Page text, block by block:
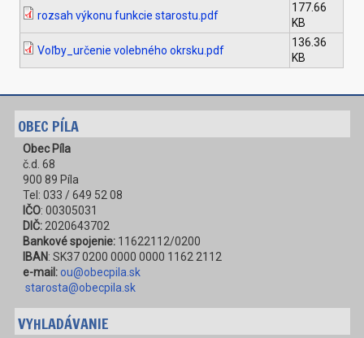
rozsah výkonu funkcie starostu.pdf
177.66
KB
Voľby_určenie volebného okrsku.pdf
136.36
KB
OBEC PÍLA
Obec Píla
č.d. 68
900 89 Píla
Tel: 033 / 649 52 08
IČO: 00305031
DIČ:2020643702
Bankové spojenie:11622112/0200
IBAN: SK37 0200 0000 0000 1162 2112
e-mail:ou@obecpila.sk
starosta@obecpila.sk
VYHLADÁVANIE